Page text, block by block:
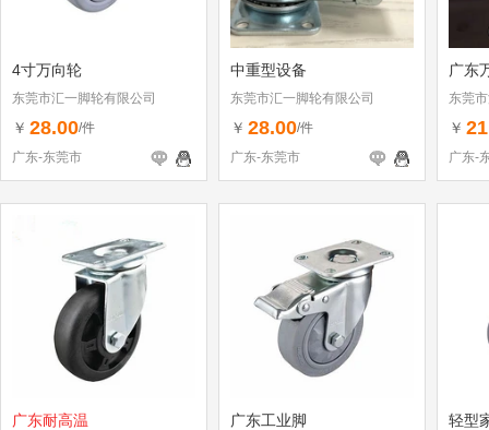
4寸万向轮
东莞市汇一脚轮有限公司
￥ 28.00/件
广东-东莞市
中重型设备
东莞市汇一脚轮有限公司
￥ 28.00/件
广东-东莞市
广东
东莞
￥
广东-
广东耐高温 广东工业脚 轻型